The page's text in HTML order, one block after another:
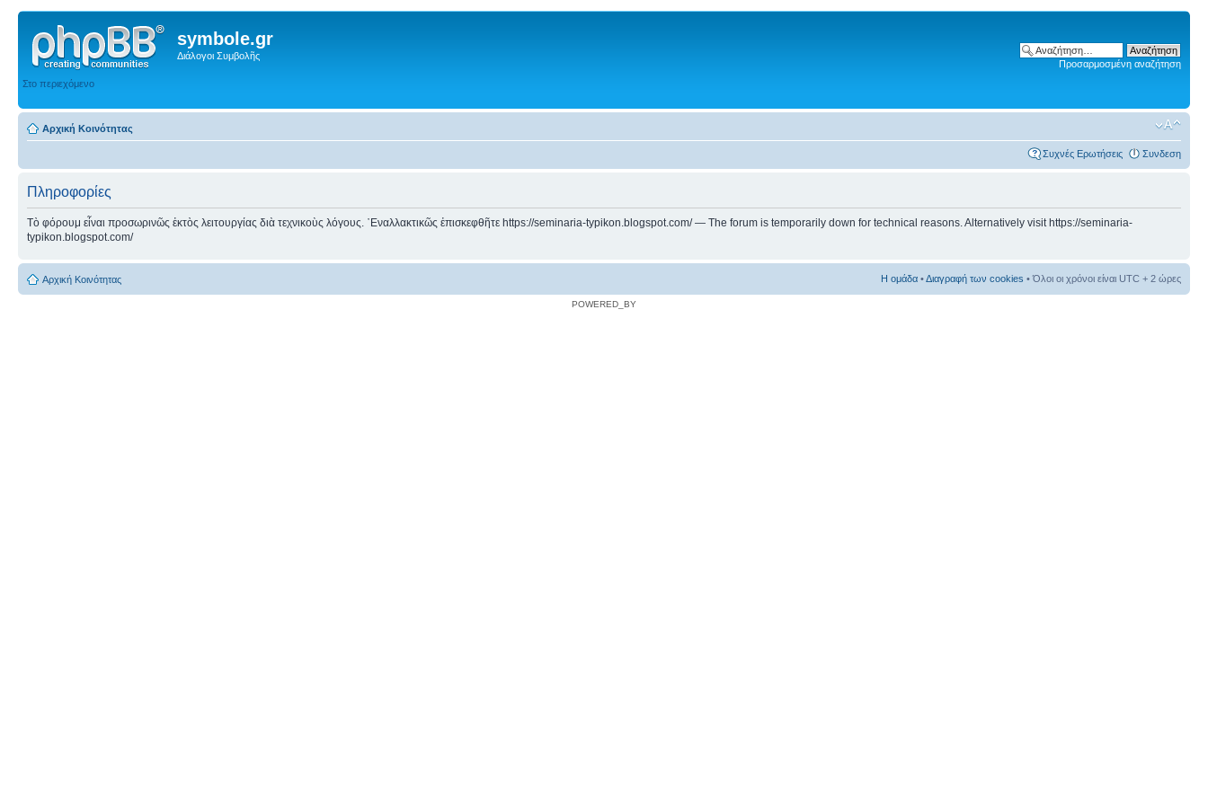
symbole.gr
Διάλογοι Συμβολῆς
Στο περιεχόμενο
Προσαρμοσμένη αναζήτηση
Αρχική Κοινότητας
Συχνές Ερωτήσεις Συνδεση
Πληροφορίες
Τὸ φόρουμ εἶναι προσωρινῶς ἐκτὸς λειτουργίας διὰ τεχνικοὺς λόγους. ᾿Εναλλακτικῶς ἐπισκεφθῆτε https://seminaria-typikon.blogspot.com/ — The forum is temporarily down for technical reasons. Alternatively visit https://seminaria-
typikon.blogspot.com/
Αρχική Κοινότητας Η ομάδα •Διαγραφή των cookies • Όλοι οι χρόνοι είναι UTC + 2 ώρες
POWERED_BY